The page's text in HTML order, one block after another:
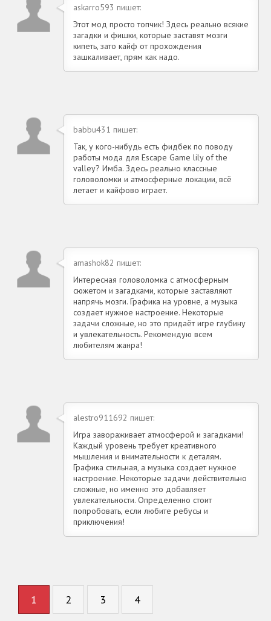
askarro593 пишет:
Этот мод просто топчик! Здесь реально всякие
загадки и фишки, которые заставят мозги
кипеть, зато кайф от прохождения
зашкаливает, прям как надо.
babbu431 пишет:
Так, у кого-нибудь есть фидбек по поводу
работы мода для Escape Game lily of the
valley? Имба. Здесь реально классные
головоломки и атмосферные локации, всё
летает и кайфово играет.
amashok82 пишет:
Интересная головоломка с атмосферным
сюжетом и загадками, которые заставляют
напрячь мозги. Графика на уровне, а музыка
создает нужное настроение. Некоторые
задачи сложные, но это придаёт игре глубину
и увлекательность. Рекомендую всем
любителям жанра!
alestro911692 пишет:
Игра завораживает атмосферой и загадками!
Каждый уровень требует креативного
мышления и внимательности к деталям.
Графика стильная, а музыка создает нужное
настроение. Некоторые задачи действительно
сложные, но именно это добавляет
увлекательности. Определенно стоит
попробовать, если любите ребусы и
приключения!
1 2 3 4